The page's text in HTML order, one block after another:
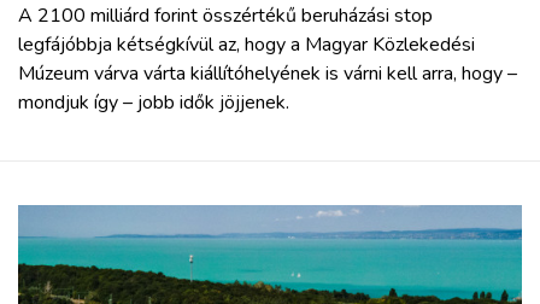
A 2100 milliárd forint összértékű beruházási stop
legfájóbbja kétségkívül az, hogy a Magyar Közlekedési
Múzeum várva várta kiállítóhelyének is várni kell arra, hogy –
mondjuk így – jobb idők jöjjenek.